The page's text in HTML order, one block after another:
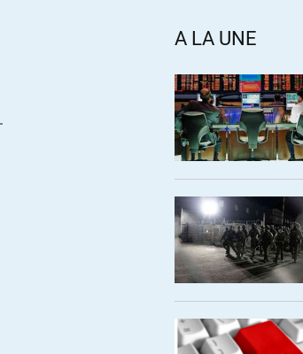
A LA UNE